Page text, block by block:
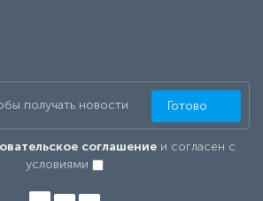
соглашениеи согласен с
условиями
Готово